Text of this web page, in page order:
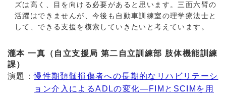
ズは高く、目を向ける必要があると思います。三面六臂の
活躍はできませんが、今後も自動車訓練室の理学療法士と
して、できる支援を模索していきたいと考えています。
瀧本 一真（自立支援局 第二自立訓練部 肢体機能訓練
課）
演題：慢性期頚髄損傷者への長期的なリハビリテーシ
ョン介入によるADLの変化―FIMとSCIMを用